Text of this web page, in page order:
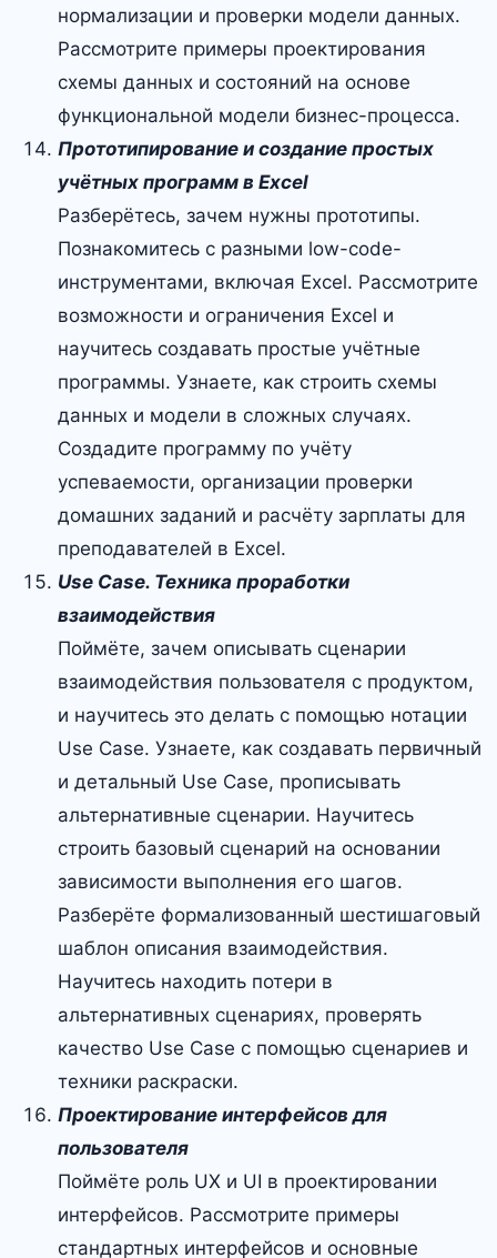
нормализации и проверки модели данных.
Рассмотрите примеры проектирования
схемы данных и состояний на основе
функциональной модели бизнес-процесса.
Прототипирование и создание простых
учётных программ в Excel
Разберётесь, зачем нужны прототипы.
Познакомитесь с разными low-code-
инструментами, включая Excel. Рассмотрите
возможности и ограничения Excel и
научитесь создавать простые учётные
программы. Узнаете, как строить схемы
данных и модели в сложных случаях.
Создадите программу по учёту
успеваемости, организации проверки
домашних заданий и расчёту зарплаты для
преподавателей в Excel.
Use Case. Техника проработки
взаимодействия
Поймёте, зачем описывать сценарии
взаимодействия пользователя с продуктом,
и научитесь это делать с помощью нотации
Use Case. Узнаете, как создавать первичный
и детальный Use Case, прописывать
альтернативные сценарии. Научитесь
строить базовый сценарий на основании
зависимости выполнения его шагов.
Разберёте формализованный шестишаговый
шаблон описания взаимодействия.
Научитесь находить потери в
альтернативных сценариях, проверять
качество Use Case с помощью сценариев и
техники раскраски.
Проектирование интерфейсов для
пользователя
Поймёте роль UX и UI в проектировании
интерфейсов. Рассмотрите примеры
стандартных интерфейсов и основные